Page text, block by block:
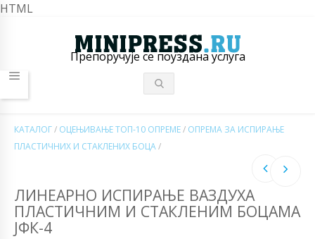
HTML
Препоручује се поуздана услуга
КАТАЛОГ/ ОЦЕЊИВАЊЕ ТОП-10 ОПРЕМЕ/ ОПРЕМА ЗА ИСПИРАЊЕ
ПЛАСТИЧНИХ И СТАКЛЕНИХ БОЦА/
ЛИНЕАРНО ИСПИРАЊЕ ВАЗДУХА
ПЛАСТИЧНИМ И СТАКЛЕНИМ БОЦАМА
ЈФК-4